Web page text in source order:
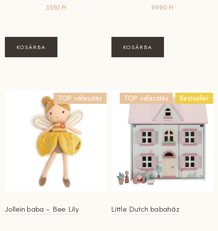
3550 Ft
KOSÁRBA
9990 Ft
KOSÁRBA
TOP választás
Jollein baba – Bee Lily
TOP választás Bestseller
Little Dutch babaház